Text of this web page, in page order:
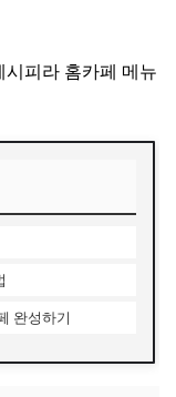
피라 홈카페 메뉴
완성하기